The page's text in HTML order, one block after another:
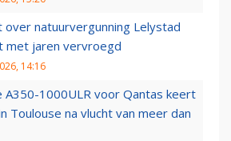
over natuurvergunning Lelystad
met jaren vervroegd
14:16
A350-1000ULR voor Qantas keert
Toulouse na vlucht van meer dan